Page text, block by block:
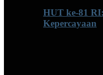
HUT ke-81
Kepercayaan